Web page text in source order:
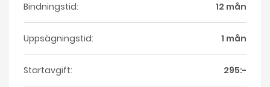
Bindningstid: 12 mån
Uppsägningstid: 1 mån
Startavgift: 295:-